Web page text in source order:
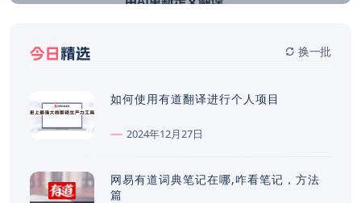
今日精选 换一批
如何使用有道翻译进行个人项目
2024年12月27日
网易有道词典笔记在哪,咋看笔记，方法
篇